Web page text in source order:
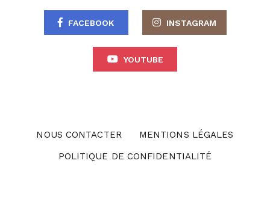
FACEBOOK INSTAGRAM
YOUTUBE
NOUS CONTACTER
MENTIONS LÉGALES
POLITIQUE DE CONFIDENTIALITÉ